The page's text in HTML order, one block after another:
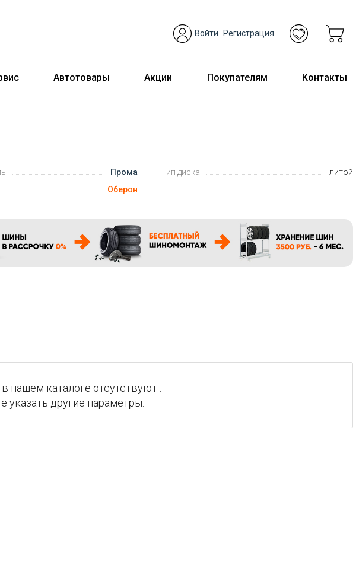
Войти Регистрация
Автотовары Акции Покупателям Контакты
Прома
Оберон
Тип диска литой
нашем каталоге отсутствуют .
указать другие параметры.